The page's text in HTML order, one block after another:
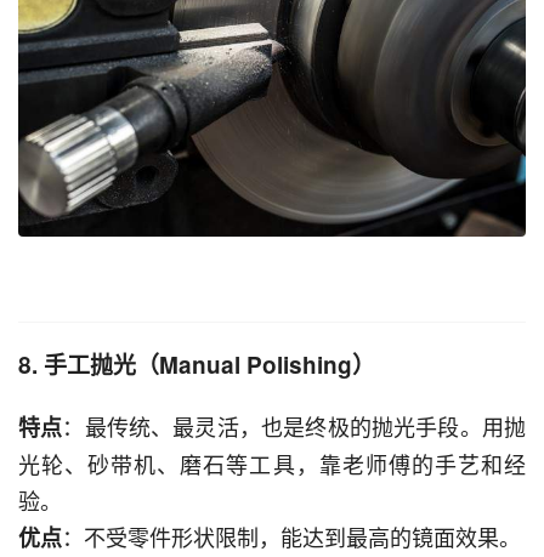
8. 手工抛光（Manual Polishing）
特点：最传统、最灵活，也是终极的抛光手段。用抛
光轮、砂带机、磨石等工具，靠老师傅的手艺和经
验。
优点：不受零件形状限制，能达到最高的镜面效果。